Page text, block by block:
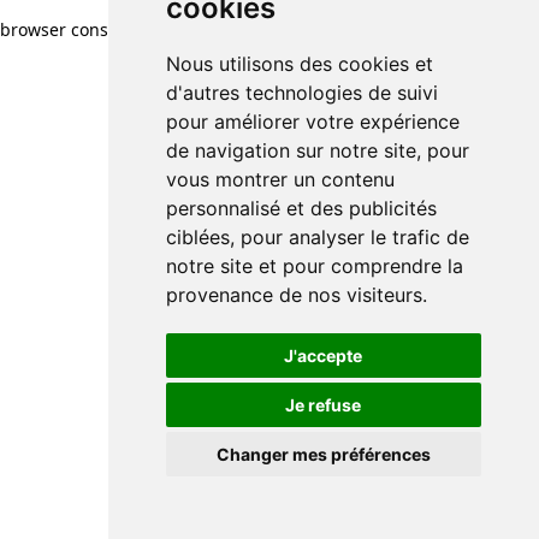
cookies
Nous utilisons des cookies et
d'autres technologies de suivi
pour améliorer votre expérience
de navigation sur notre site, pour
vous montrer un contenu
personnalisé et des publicités
ciblées, pour analyser le trafic de
notre site et pour comprendre la
provenance de nos visiteurs.
J'accepte
Je refuse
Changer mes préférences
browser console for more information)